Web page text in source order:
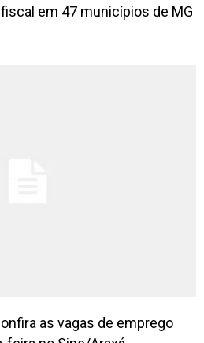
em 47 municípios de MG
as vagas de emprego